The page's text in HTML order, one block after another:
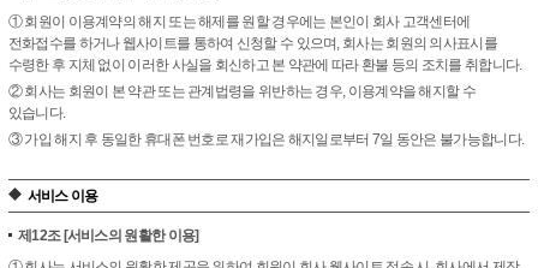
① 회원이 이용계약의 해지 또는 해제를 원할 경우에는 본인이 회사 고객센터에
전화접수를 하거나 웹사이트를 통하여 신청할 수 있으며, 회사는 회원의 의사표시를
수령한 후 지체 없이 이러한 사실을 회신하고 본 약관에 따라 환불 등의 조치를 취합니다.
② 회사는 회원이 본 약관 또는 관계법령을 위반하는 경우, 이용계약을 해지할 수
있습니다.
③ 가입 해지 후 동일한 휴대폰 번호로 재가입은 해지일로부터 7일 동안은 불가능합니다.
서비스 이용
제12조[서비스의 원활한 이용]